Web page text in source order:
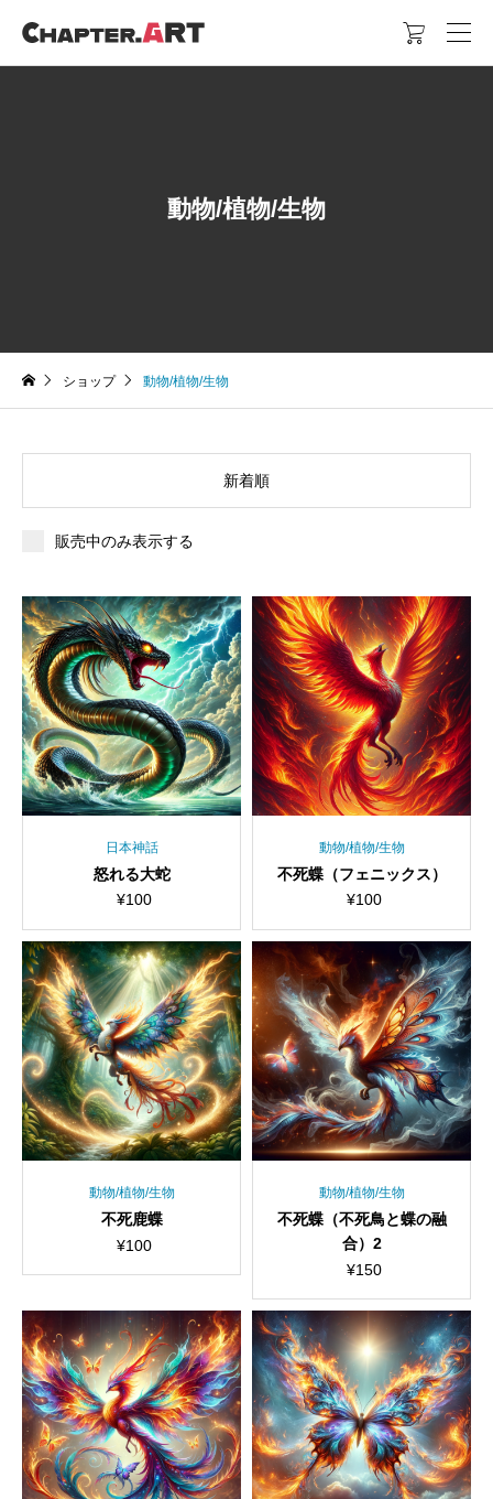

動物/植物/生物
ショップ 動物/植物/生物
新着順
販売中のみ表示する
日本神話
怒れる大蛇
¥100
動物/植物/生物
不死蝶（フェニックス）
¥100
動物/植物/生物
不死鹿蝶
¥100
動物/植物/生物
不死蝶（不死鳥と蝶の融
合）2
¥150